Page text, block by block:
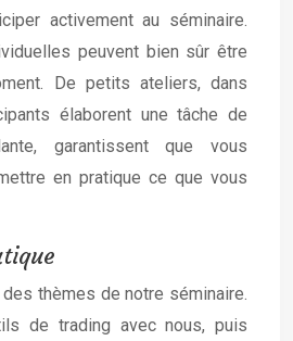
activement au séminaire.
peuvent bien sûr être
De petits ateliers, dans
élaborent une tâche de
garantissent que vous
en pratique ce que vous
thèmes de notre séminaire.
de trading avec nous, puis